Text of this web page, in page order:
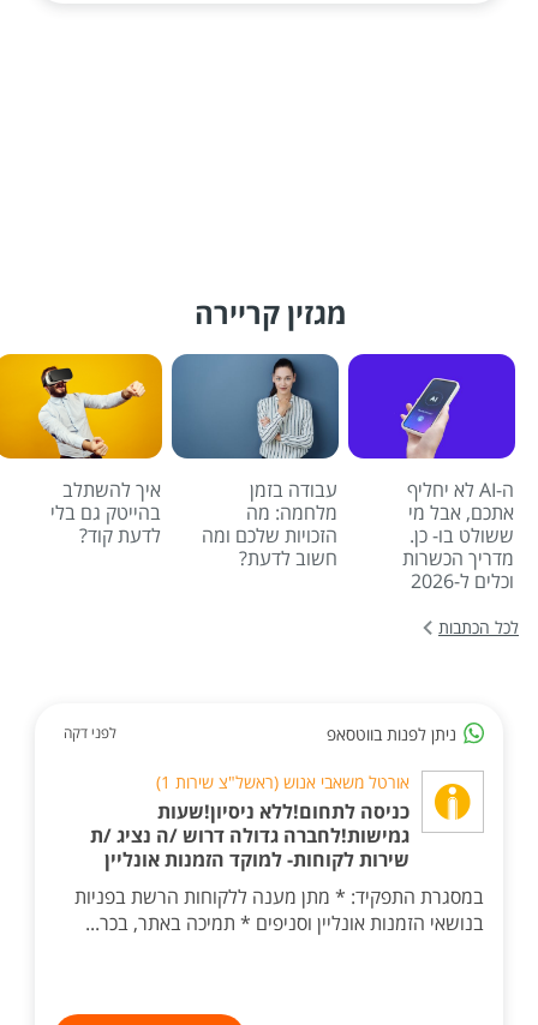
מגזין קריירה
ה-AI לא יחליף
אתכם, אבל מי
ששולט בו- כן.
מדריך הכשרות
וכלים ל-2026
עבודה בזמן
מלחמה: מה
הזכויות שלכם ומה
חשוב לדעת?
איך להשתלב
בהייטק גם בלי
לדעת קוד?
לכל הכתבות
ניתן לפנות בווטסאפ לפני דקה
אורטל משאבי אנוש (ראשל"צ שירות 1)
כניסה לתחום!ללא ניסיון!שעות
גמישות!לחברה גדולה דרוש /ה נציג /ת
שירות לקוחות- למוקד הזמנות אונליין
במסגרת התפקיד: * מתן מענה ללקוחות הרשת בפניות
בנושאי הזמנות אונליין וסניפים * תמיכה באתר, בכר...